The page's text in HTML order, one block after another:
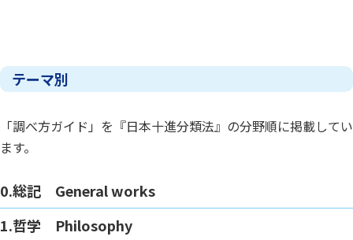
テーマ別
「調べ方ガイド」を『日本十進分類法』の分野順に掲載してい
ます。
0.総記 General works
1.哲学 Philosophy